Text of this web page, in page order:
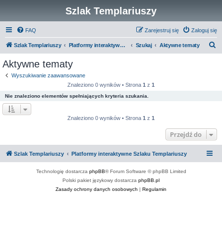
Szlak Templariuszy
FAQ Zaloguj się
Zarejestruj się
Szlak Templariuszy Platformy interaktywne Szlaku Templariuszy Szukaj Aktywne tematy
Aktywne tematy
Wyszukiwanie zaawansowane
Znaleziono 0 wyników • Strona 1 z 1
Nie znaleziono elementów spełniających kryteria szukania.
Znaleziono 0 wyników • Strona 1 z 1
Przejdź do
Szlak Templariuszy Platformy interaktywne Szlaku Templariuszy
Technologię dostarcza phpBB® Forum Software © phpBB Limited
Polski pakiet językowy dostarcza phpBB.pl
Zasady ochrony danych osobowych | Regulamin